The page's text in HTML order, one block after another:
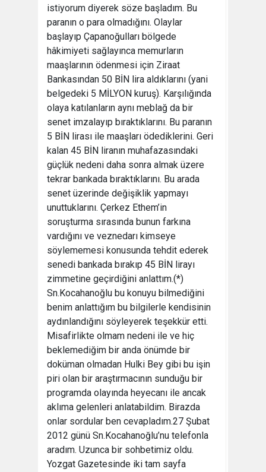
istiyorum diyerek söze başladım. Bu
paranın o para olmadığını. Olaylar
başlayıp Çapanoğulları bölgede
hâkimiyeti sağlayınca memurların
maaşlarının ödenmesi için Ziraat
Bankasından 50 BİN lira aldıklarını (yani
belgedeki 5 MİLYON kuruş). Karşılığında
olaya katılanların aynı meblağ da bir
senet imzalayıp bıraktıklarını. Bu paranın
5 BİN lirası ile maaşları ödediklerini. Geri
kalan 45 BİN liranın muhafazasındaki
güçlük nedeni daha sonra almak üzere
tekrar bankada bıraktıklarını. Bu arada
senet üzerinde değişiklik yapmayı
unuttuklarını. Çerkez Ethem’in
soruşturma sırasında bunun farkına
vardığını ve veznedarı kimseye
söylememesi konusunda tehdit ederek
senedi bankada bırakıp 45 BİN lirayı
zimmetine geçirdiğini anlattım.(*)
Sn.Kocahanoğlu bu konuyu bilmediğini
benim anlattığım bu bilgilerle kendisinin
aydınlandığını söyleyerek teşekkür etti.
Misafirlikte olmam nedeni ile ve hiç
beklemediğim bir anda önümde bir
doküman olmadan Hulki Bey gibi bu işin
piri olan bir araştırmacının sunduğu bir
programda olayında heyecanı ile ancak
aklıma gelenleri anlatabildim. Birazda
onlar sordular ben cevapladım.27 Şubat
2012 günü Sn.Kocahanoğlu’nu telefonla
aradım. Uzunca bir sohbetimiz oldu.
Yozgat Gazetesinde iki tam sayfa